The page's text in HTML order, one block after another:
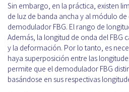
Sin embargo, en la práctica, existen
de luz de banda ancha y al módulo
demodulador FBG. El rango de
Además, la longitud de onda del FBG
y la deformación. Por lo tanto, es
haya superposición entre las
permite que el demodulador FBG
basándose en sus respectivas